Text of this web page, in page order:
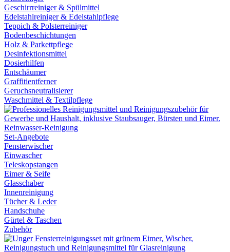
Geschirrreiniger & Spülmittel
Edelstahlreiniger & Edelstahlpflege
Teppich & Polsterreiniger
Bodenbeschichtungen
Holz & Parkettpflege
Desinfektionsmittel
Dosierhilfen
Entschäumer
Graffitientferner
Geruchsneutralisierer
Waschmittel & Textilpflege
Reinwasser-Reinigung
Set-Angebote
Fensterwischer
Einwascher
Teleskopstangen
Eimer & Seife
Glasschaber
Innenreinigung
Tücher & Leder
Handschuhe
Gürtel & Taschen
Zubehör